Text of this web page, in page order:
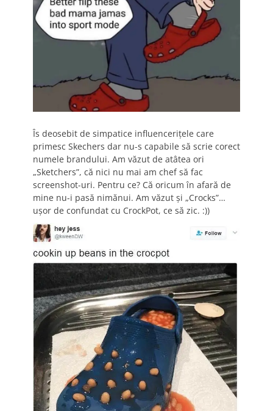
Îs deosebit de simpatice influencerițele care
primesc Skechers dar nu-s capabile să scrie corect
numele brandului. Am văzut de atâtea ori
„Sketchers”, că nici nu mai am chef să fac
screenshot-uri. Pentru ce? Că oricum în afară de
mine nu-i pasă nimănui. Am văzut și „Crocks”…
ușor de confundat cu CrockPot, ce să zic. :))